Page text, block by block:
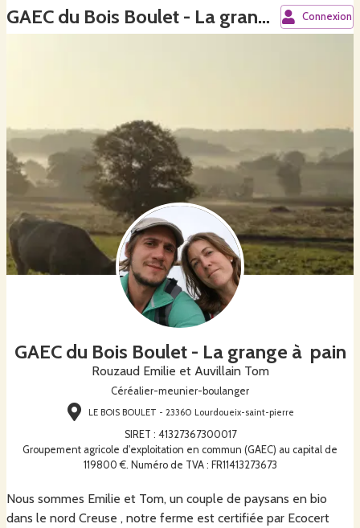
GAEC du Bois Boulet - La grange à pain Connexion
GAEC du Bois Boulet - La grange à pain
Rouzaud Emilie et Auvillain Tom
Céréalier-meunier-boulanger
LE BOIS BOULET - 23360 Lourdoueix-saint-pierre
SIRET : 41327367300017
Groupement agricole d'exploitation en commun (GAEC) au capital de
119800 €. Numéro de TVA : FR11413273673
Nous sommes Emilie et Tom, un couple de paysans en bio
dans le nord Creuse , notre ferme est certifiée par Ecocert